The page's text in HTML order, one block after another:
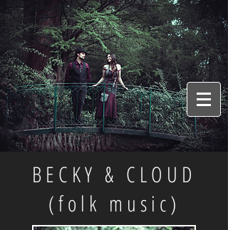
BECKY & CLOUD
(folk music)